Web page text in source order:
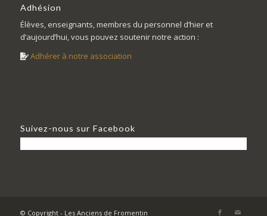
Adhésion
Élèves, enseignants, membres du personnel d’hier et
d’aujourd’hui, vous pouvez soutenir notre action :
Adhérer à notre association
Suivez-nous sur Facebook
© Copyright - Les Anciens de Fromentin